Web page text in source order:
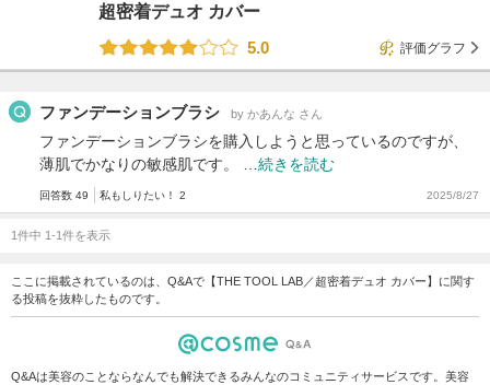
超密着デュオ カバー
5.0
評価グラフ
ファンデーションブラシ by かあんな さん
ファンデーションブラシを購入しようと思っているのですが、
薄肌でかなりの敏感肌です。 … 続きを読む
回答数 49 私もしりたい！ 2 2025/8/27
1件中 1-1件を表示
ここに掲載されているのは、Q&Aで【THE TOOL LAB／超密着デュオ カバー】に関す
る投稿を抜粋したものです。
Q&Aは美容のことならなんでも解決できるみんなのコミュニティサービスです。美容